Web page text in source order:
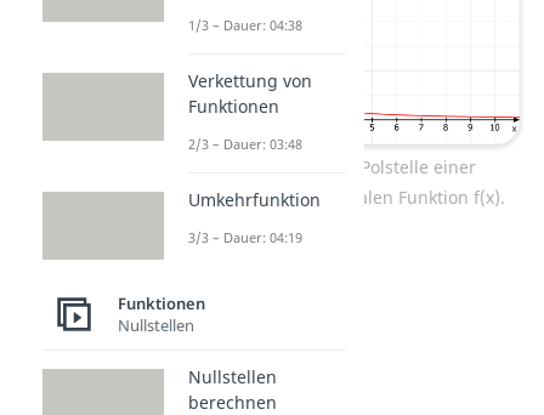
Beispiel einer Polstelle einer
gebrochen rationalen Funktion f(x).
1/3 – Dauer: 04:38
Verkettung von
Funktionen
2/3 – Dauer: 03:48
Umkehrfunktion
3/3 – Dauer: 04:19
Funktionen
Nullstellen
Nullstellen
berechnen